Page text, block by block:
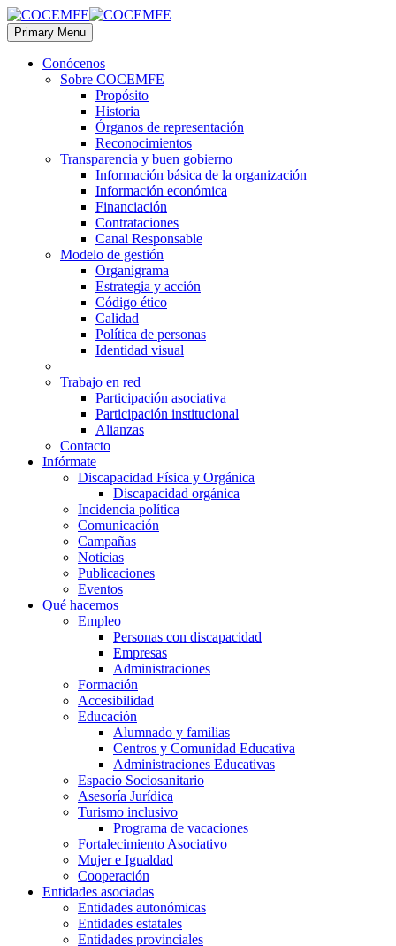
Primary Menu
Conócenos
Sobre COCEMFE
Propósito
Historia
Órganos de representación
Reconocimientos
Transparencia y buen gobierno
Información básica de la organización
Información económica
Financiación
Contrataciones
Canal Responsable
Modelo de gestión
Organigrama
Estrategia y acción
Código ético
Calidad
Política de personas
Identidad visual
Trabajo en red
Participación asociativa
Participación institucional
Alianzas
Contacto
Infórmate
Discapacidad Física y Orgánica
Discapacidad orgánica
Incidencia política
Comunicación
Campañas
Noticias
Publicaciones
Eventos
Qué hacemos
Empleo
Personas con discapacidad
Empresas
Administraciones
Formación
Accesibilidad
Educación
Alumnado y familias
Centros y Comunidad Educativa
Administraciones Educativas
Espacio Sociosanitario
Asesoría Jurídica
Turismo inclusivo
Programa de vacaciones
Fortalecimiento Asociativo
Mujer e Igualdad
Cooperación
Entidades asociadas
Entidades autonómicas
Entidades estatales
Entidades provinciales